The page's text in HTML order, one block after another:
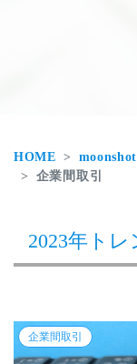
HOME
企業間取引
2023年トレ
企業間取引